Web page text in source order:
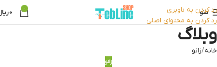
رد کردن به ناوبری
رد کردن به محتوای اصلی
منو 0
0
وبلاگ
خانه زانو
زانو